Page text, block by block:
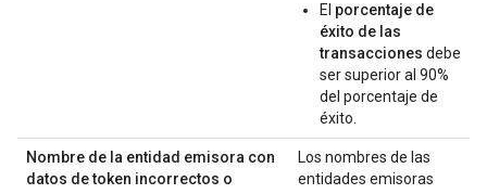
El porcentaje de
éxito de las
transacciones debe
ser superior al 90%
del porcentaje de
éxito.
Nombre de la entidad emisora con
datos de token incorrectos o
Los nombres de las
entidades emisoras